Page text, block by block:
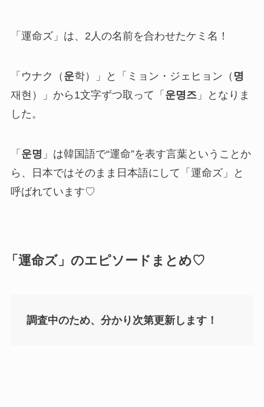
「運命ズ」は、2人の名前を合わせたケミ名！
「ウナク（ 운학）」と「ミョン・ジェヒョン（ 명
재현）」から1文字ずつ取って「 운명즈」となりま
した。
「 운명 」は韓国語で“運命”を表す言葉ということか
ら、日本ではそのまま日本語にして「運命ズ」と
呼ばれています♡
「運命ズ」のエピソードまとめ♡
調査中のため、分かり次第更新します！